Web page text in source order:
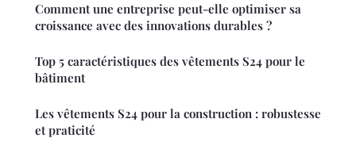
Comment une entreprise peut-elle optimiser sa
croissance avec des innovations durables ?
Top 5 caractéristiques des vêtements S24 pour le
bâtiment
Les vêtements S24 pour la construction : robustesse
et praticité